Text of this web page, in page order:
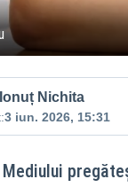
Ionuț Nichita
3 iun. 2026, 15:31